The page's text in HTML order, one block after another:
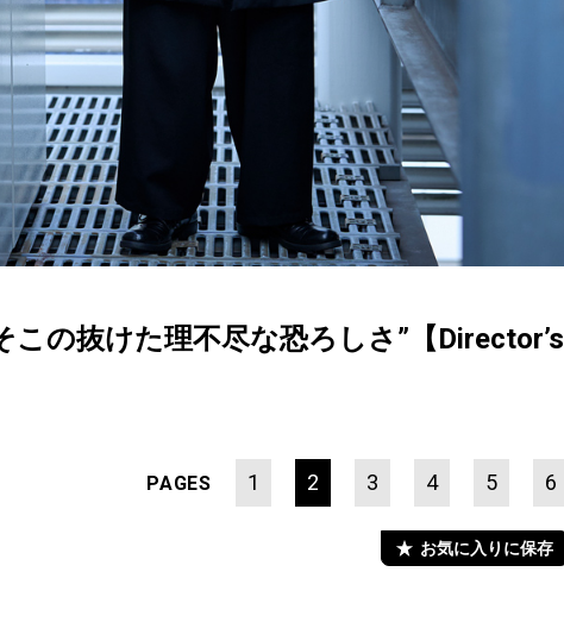
の抜けた理不尽な恐ろしさ”【Director’s
PAGES 1 2 3 4 5 6
お気に入りに保存